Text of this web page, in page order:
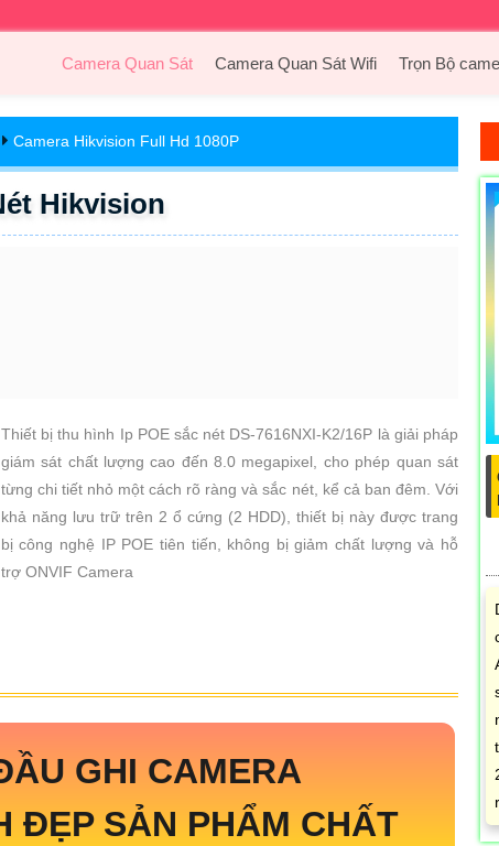
Camera Quan Sát Camera Quan Sát Wifi Trọn Bộ
Camera Hikvision Full Hd 1080P
Hikvision
Thiết bị thu hình Ip POE sắc nét DS-7616NXI-K2/16P là giải pháp
giám sát chất lượng cao đến 8.0 megapixel, cho phép quan sát
từng chi tiết nhỏ một cách rõ ràng và sắc nét, kể cả ban đêm. Với
khả năng lưu trữ trên 2 ổ cứng (2 HDD), thiết bị này được trang
bị công nghệ IP POE tiên tiến, không bị giảm chất lượng và hỗ
trợ ONVIF Camera
GHI CAMERA
ĐẸP SẢN PHẨM CHẤT